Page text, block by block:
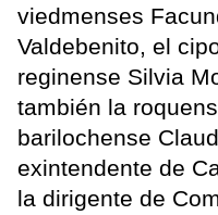
viedmenses
Valdebenito, el
reginense Silvia
también la
barilochense
exintendente de
la dirigente de